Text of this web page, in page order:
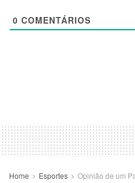
0 COMENTÁRIOS
Home Esportes Opinião de um